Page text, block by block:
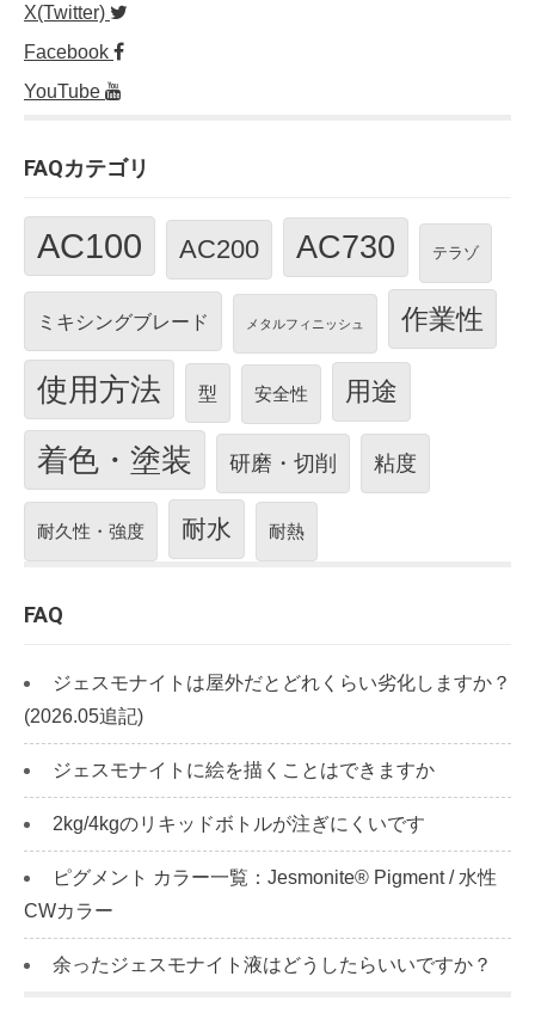
X(Twitter)
Facebook
YouTube
FAQカテゴリ
AC100 AC200 AC730 テラゾ
ミキシングブレード メタルフィニッシュ 作業性
使用方法 型 安全性 用途
着色・塗装 研磨・切削 粘度
耐久性・強度 耐水 耐熱
FAQ
ジェスモナイトは屋外だとどれくらい劣化しますか？
(2026.05追記)
ジェスモナイトに絵を描くことはできますか
2kg/4kgのリキッドボトルが注ぎにくいです
ピグメント カラー一覧：Jesmonite® Pigment / 水性
CWカラー
余ったジェスモナイト液はどうしたらいいですか？